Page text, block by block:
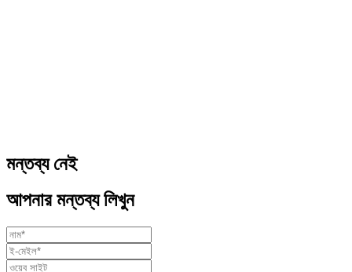
মন্তব্য নেই
আপনার মন্তব্য লিখুন